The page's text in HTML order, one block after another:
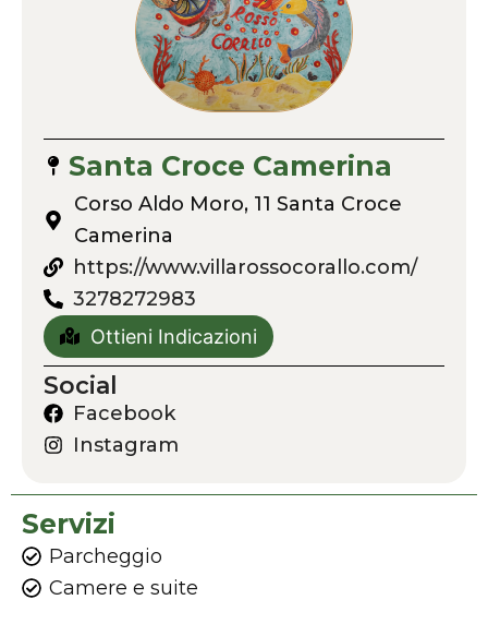
Santa Croce Camerina
Corso Aldo Moro, 11 Santa Croce
Camerina
https://www.villarossocorallo.com/
3278272983
Ottieni Indicazioni
Social
Facebook
Instagram
Servizi
Parcheggio
Camere e suite